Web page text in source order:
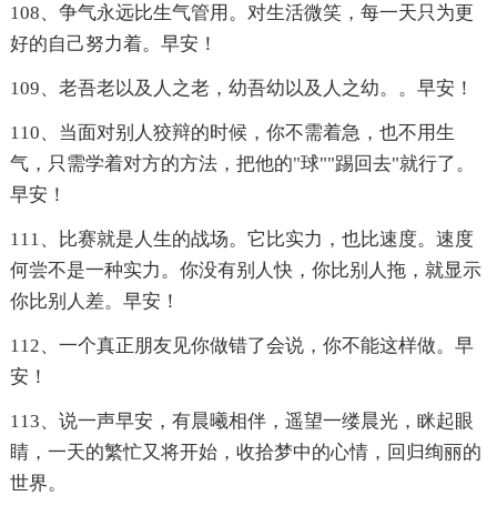
108、争气永远比生气管用。对生活微笑，每一天只为更
好的自己努力着。早安！
109、老吾老以及人之老，幼吾幼以及人之幼。。早安！
110、当面对别人狡辩的时候，你不需着急，也不用生
气，只需学着对方的方法，把他的"球""踢回去"就行了。
早安！
111、比赛就是人生的战场。它比实力，也比速度。速度
何尝不是一种实力。你没有别人快，你比别人拖，就显示
你比别人差。早安！
112、一个真正朋友见你做错了会说，你不能这样做。早
安！
113、说一声早安，有晨曦相伴，遥望一缕晨光，眯起眼
睛，一天的繁忙又将开始，收拾梦中的心情，回归绚丽的
世界。